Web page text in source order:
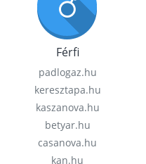
Férfi
padlogaz.hu
keresztapa.hu
kaszanova.hu
betyar.hu
casanova.hu
kan.hu